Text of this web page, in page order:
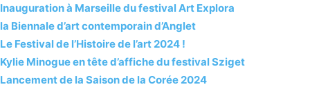
Inauguration à Marseille du festival Art Explora
la Biennale d’art contemporain d’Anglet
Le Festival de l’Histoire de l’art 2024 !
Kylie Minogue en tête d’affiche du festival Sziget
Lancement de la Saison de la Corée 2024